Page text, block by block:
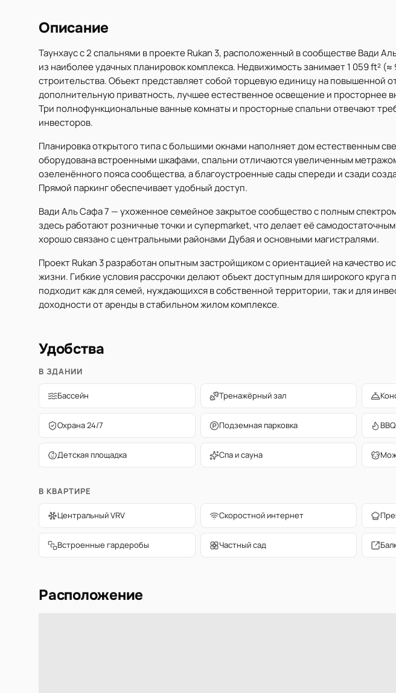
Описание
Таунхаус с 2 спальнями в проекте Rukan 3, расположенный в сообществе Вади
из наиболее удачных планировок комплекса. Недвижимость занимает 1 059 ft² (≈
строительства. Объект представляет собой торцевую единицу на повышенной
дополнительную приватность, лучшее естественное освещение и просторнее
Три полнофункциональные ванные комнаты и просторные спальни отвечают
инвесторов.
Планировка открытого типа с большими окнами наполняет дом естественным
оборудована встроенными шкафами, спальни отличаются увеличенным
озеленённого пояса сообщества, а благоустроенные сады спереди и сзади
Прямой паркинг обеспечивает удобный доступ.
Вади Аль Сафа 7 — ухоженное семейное закрытое сообщество с полным
здесь работают розничные точки и суперmarket, что делает её
хорошо связано с центральными районами Дубая и основными магистралями.
Проект Rukan 3 разработан опытным застройщиком с ориентацией на качество
жизни. Гибкие условия рассрочки делают объект доступным для широкого круга
подходит как для семей, нуждающихся в собственной территории, так и для
доходности от аренды в стабильном жилом комплексе.
Удобства
В ЗДАНИИ
Бассейн Тренажёрный зал
Охрана 24/7 Подземная парковка
Детская площадка Спа и сауна
В КВАРТИРЕ
Центральный VRV Скоростной интернет
Встроенные гардеробы Частный сад
Расположение